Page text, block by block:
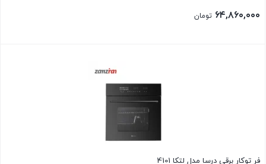
۶۴,۸۶۰,۰۰۰ تومان
فر توکار برقی درسا مدل لتكا 4101